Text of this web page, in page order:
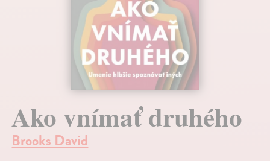
Ako vnímať druhého
Brooks David